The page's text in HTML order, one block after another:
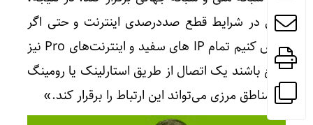
حتی در شرایط قطع صددرصدی اینترنت و حتی اگر
فرض کنیم تمام IP های سفید و اینترنت‌های Pro نیز
قطع باشند یک اتصال از طریق استارلینک یا رومینگ
در مناطق مرزی می‌تواند این ارتباط را برقرار کند.»